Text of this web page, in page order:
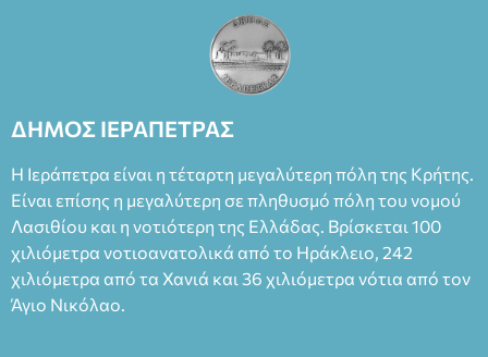
ΔΗΜΟΣ ΙΕΡΑΠΕΤΡΑΣ
Η Ιεράπετρα είναι η τέταρτη μεγαλύτερη πόλη της Κρήτης.
Είναι επίσης η μεγαλύτερη σε πληθυσμό πόλη του νομού
Λασιθίου και η νοτιότερη της Ελλάδας. Βρίσκεται 100
χιλιόμετρα νοτιοανατολικά από το Ηράκλειο, 242
χιλιόμετρα από τα Χανιά και 36 χιλιόμετρα νότια από τον
Άγιο Νικόλαο.